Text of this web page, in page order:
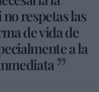
respetas las
de vida de
a la